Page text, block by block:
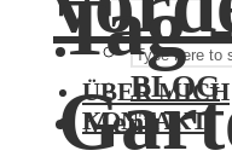
BLOG
Menu
ÜBER MICH
KONTAKT
Tag